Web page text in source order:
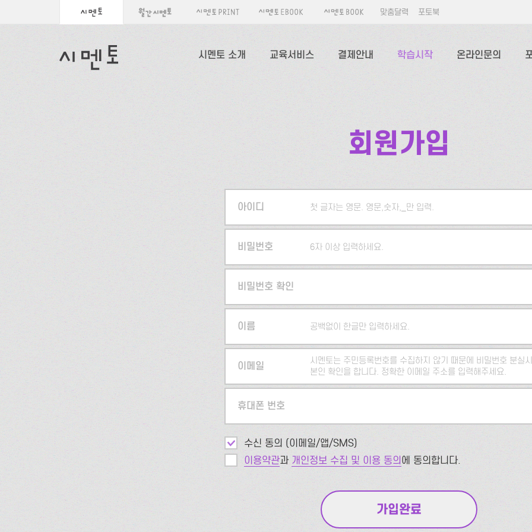
맞춤달력 포토북
시멘토 소개 교육서비스 결제안내 학습시작 온라인문의
회원가입
아이디 첫 글자는 영문. 영문,숫자,_만 입력.
5자 이상 입력하세요.
비밀번호 6자 이상 입력하세요.
비밀번호 확인
이름 공백없이 한글만 입력하세요.
이메일
시멘토는 주민등록번호를 수집하지 않기 때문에 비밀번호 분실
본인 확인을 합니다. 정확한 이메일 주소를 입력해주세요.
휴대폰 번호
수신 동의 (이메일/앱/SMS)
이용약관과 개인정보 수집 및 이용 동의에 동의합니다.